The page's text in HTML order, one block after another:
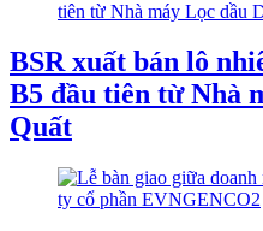
BSR xuất bán lô
B5 đầu tiên từ Nhà
Quất